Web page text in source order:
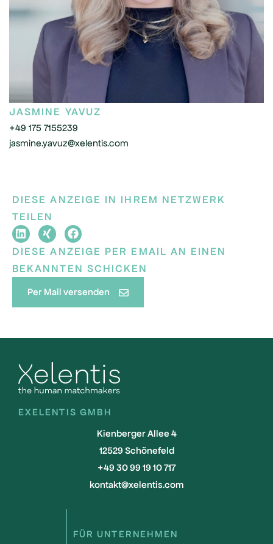
JASMINE YAVUZ
+49 175 7155239
jasmine.yavuz@xelentis.com
DIESE ANZEIGE IN IHREM NETZWERK
TEILEN
DIESE ANZEIGE PER EMAIL AN EINEN
BEKANNTEN SCHICKEN
Per Mail versenden
EXELENTIS GMBH
Kienberger Allee 4
12529 Schönefeld
+49 30 99 19 10 717
kontakt@xelentis.com
FÜR UNTERNEHMEN